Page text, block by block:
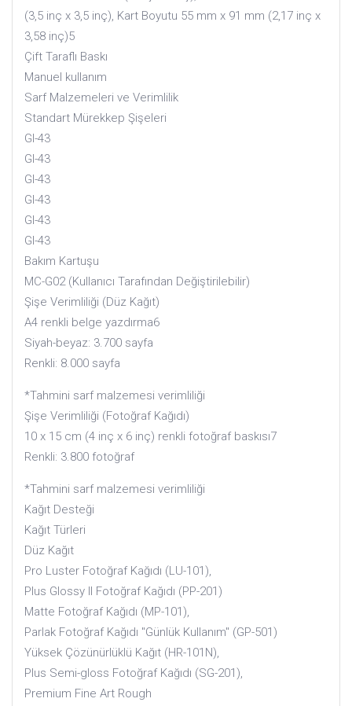
(3,5 inç x 3,5 inç), Kart Boyutu 55 mm x 91 mm (2,17 inç x
3,58 inç)5
Çift Taraflı Baskı
Manuel kullanım
Sarf Malzemeleri ve Verimlilik
Standart Mürekkep Şişeleri
GI-43
GI-43
GI-43
GI-43
GI-43
GI-43
Bakım Kartuşu
MC-G02 (Kullanıcı Tarafından Değiştirilebilir)
Şişe Verimliliği (Düz Kağıt)
A4 renkli belge yazdırma6
Siyah-beyaz: 3.700 sayfa
Renkli: 8.000 sayfa
*Tahmini sarf malzemesi verimliliği
Şişe Verimliliği (Fotoğraf Kağıdı)
10 x 15 cm (4 inç x 6 inç) renkli fotoğraf baskısı7
Renkli: 3.800 fotoğraf
*Tahmini sarf malzemesi verimliliği
Kağıt Desteği
Kağıt Türleri
Düz Kağıt
Pro Luster Fotoğraf Kağıdı (LU-101),
Plus Glossy II Fotoğraf Kağıdı (PP-201)
Matte Fotoğraf Kağıdı (MP-101),
Parlak Fotoğraf Kağıdı "Günlük Kullanım" (GP-501)
Yüksek Çözünürlüklü Kağıt (HR-101N),
Plus Semi-gloss Fotoğraf Kağıdı (SG-201),
Premium Fine Art Rough